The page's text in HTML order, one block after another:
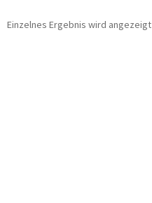
Einzelnes Ergebnis wird angezeigt